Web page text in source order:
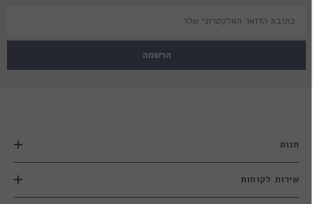
הרשמה
חנות
שירות לקוחות